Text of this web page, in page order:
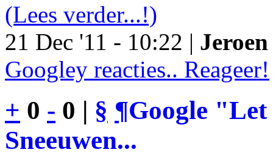
(Lees verder...!)
21 Dec '11 - 10:22 |
Googley reacties.. Reageer!
+ 0 - 0 | § ¶Google
Sneeuwen...